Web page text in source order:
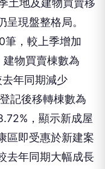
土地及建物買賣移
現盤整格局。
筆，較上季增加
物買賣棟數為
年同期減少
記後移轉棟數為
，顯示新成屋
區即受惠於新建案
去年同期大幅成長